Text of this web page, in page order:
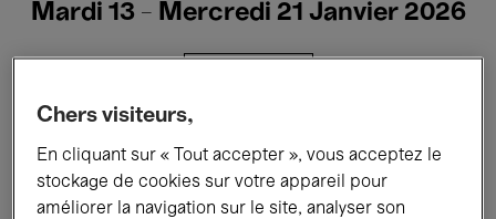
Mardi 13 - Mercredi 21 Janvier 2026
Tous les événements Concerts
Expositions Performances
Chers visiteurs,
En cliquant sur « Tout accepter », vous acceptez le
stockage de cookies sur votre appareil pour
améliorer la navigation sur le site, analyser son